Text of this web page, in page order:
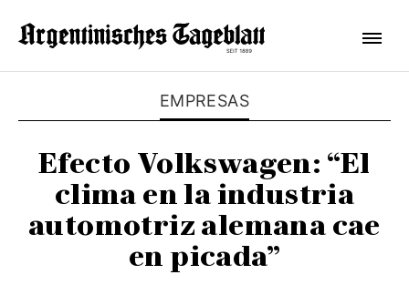
EMPRESAS
Efecto Volkswagen: “El
clima en la industria
automotriz alemana cae
en picada”